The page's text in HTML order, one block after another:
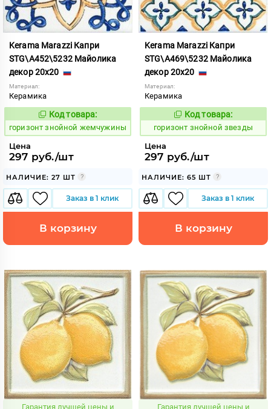
Kerama Marazzi Капри
STG\A452\5232 Майолика
декор 20x20
Материал:
Керамика
300901
Код товара:
горизонт знойной жемчужины
Цена
297 руб./шт
НАЛИЧИЕ: 27 ШТ
Заказ в 1 клик
В корзину
Kerama Marazzi Капри
STG\A469\5232 Майолика
декор 20x20
Материал:
Керамика
300904
Код товара:
горизонт знойной звезды
Цена
297 руб./шт
НАЛИЧИЕ: 65 ШТ
Заказ в 1 клик
В корзину
Гарантия лучшей цены и Гарантия лучшей цены и